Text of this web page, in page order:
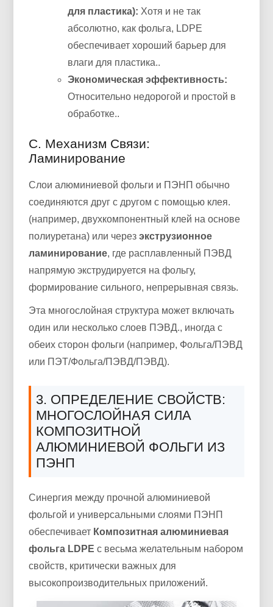
для пластика): Хотя и не так
абсолютно, как фольга, LDPE
обеспечивает хороший барьер для
влаги для пластика..
Экономическая эффективность:
Относительно недорогой и простой в
обработке..
С. Механизм Связи:
Ламинирование
Слои алюминиевой фольги и ПЭНП обычно
соединяются друг с другом с помощью клея.
(например, двухкомпонентный клей на основе
полиуретана) или черезэкструзионное
ламинирование, где расплавленный ПЭВД
напрямую экструдируется на фольгу,
формирование сильного, непрерывная связь.
Эта многослойная структура может включать
один или несколько слоев ПЭВД., иногда с
обеих сторон фольги (например, Фольга/ПЭВД
или ПЭТ/Фольга/ПЭВД/ПЭВД).
3. ОПРЕДЕЛЕНИЕ СВОЙСТВ:
МНОГОСЛОЙНАЯ СИЛА
КОМПОЗИТНОЙ
АЛЮМИНИЕВОЙ ФОЛЬГИ ИЗ
ПЭНП
Синергия между прочной алюминиевой
фольгой и универсальными слоями ПЭНП
обеспечивает Композитная алюминиевая
фольга LDPE с весьма желательным набором
свойств, критически важных для
высокопроизводительных приложений.